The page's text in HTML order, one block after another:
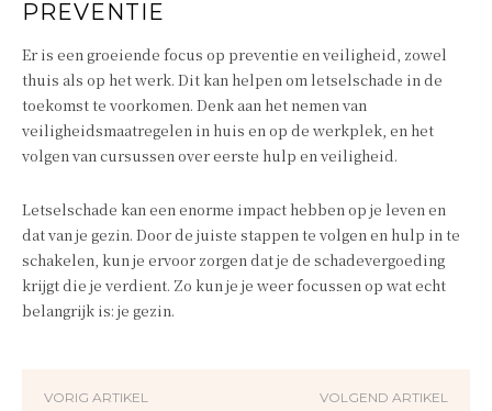
PREVENTIE
Er is een groeiende focus op preventie en veiligheid, zowel
thuis als op het werk. Dit kan helpen om letselschade in de
toekomst te voorkomen. Denk aan het nemen van
veiligheidsmaatregelen in huis en op de werkplek, en het
volgen van cursussen over eerste hulp en veiligheid.
Letselschade kan een enorme impact hebben op je leven en
dat van je gezin. Door de juiste stappen te volgen en hulp in te
schakelen, kun je ervoor zorgen dat je de schadevergoeding
krijgt die je verdient. Zo kun je je weer focussen op wat echt
belangrijk is: je gezin.
VORIG ARTIKEL VOLGEND ARTIKEL